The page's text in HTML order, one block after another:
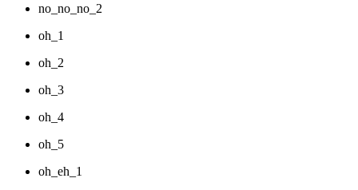
no_no_no_2
oh_1
oh_2
oh_3
oh_4
oh_5
oh_eh_1